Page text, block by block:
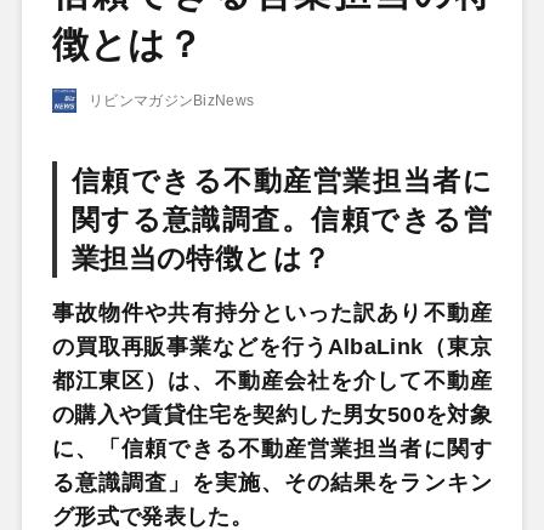
徴とは？
リビンマガジンBizNews
信頼できる不動産営業担当者に
関する意識調査。信頼できる営
業担当の特徴とは？
事故物件や共有持分といった訳あり不動産
の買取再販事業などを行うAlbaLink（東京
都江東区）は、不動産会社を介して不動産
の購入や賃貸住宅を契約した男女500を対象
に、「信頼できる不動産営業担当者に関す
る意識調査」を実施、その結果をランキン
グ形式で発表した。